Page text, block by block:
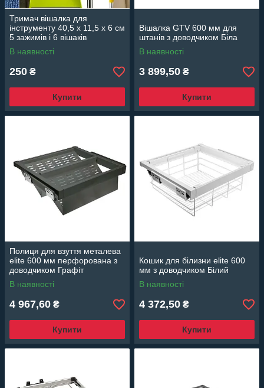
Тримач вішалка для
інструменту 40,5 x 11,5 x 6 см
5 зажимів і 6 вішаків
В наявності
250 ₴
Купити
Вішалка GTV 600 мм для
штанів з доводчиком Біла
В наявності
3 899,50 ₴
Купити
Полиця для взуття металева
elite 600 мм перфорована з
доводчиком Графіт
В наявності
4 967,60 ₴
Купити
Кошик для білизни elite 600
мм з доводчиком Білий
В наявності
4 372,50 ₴
Купити